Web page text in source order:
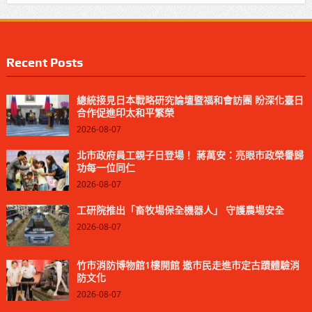
Recent Posts
總統接見日本戰略研究論壇暨福和會訪團 盼深化臺日
合作促進印太和平繁榮
2026-08-07
北市政府員工親子日登場！ 蔣萬安：亮眼市政榮譽歸
功每一位同仁
2026-08-07
工研院推出「畜牧場保全機器人」 守護農場安全
2026-08-07
竹市消防博物館1樓開館 邀市民走進市定古蹟體驗消
防文化
2026-08-07